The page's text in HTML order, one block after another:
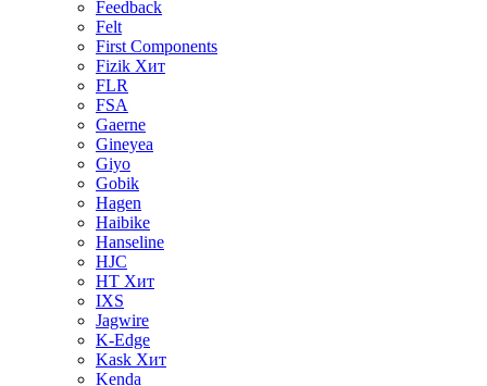
Feedback
Felt
First Components
Fizik Хит
FLR
FSA
Gaerne
Gineyea
Giyo
Gobik
Hagen
Haibike
Hanseline
HJC
HT Хит
IXS
Jagwire
K-Edge
Kask Хит
Kenda